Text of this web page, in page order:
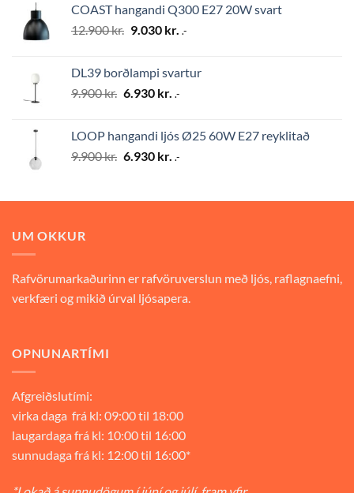
10.900 kr..7.630 kr..
COAST hangandi Q300 E27 20W svart
12.900kr. Original
12.900 kr..
9.030 kr. Current
9.030 kr..
.-
DL39 borðlampi svartur
9.900kr. Original
9.900 kr..
6.930 kr. Current
6.930 kr..
.-
LOOP hangandi ljós Ø25 60W E27 reyklitað
9.900kr. Original
9.900 kr..
6.930 kr. Current
6.930 kr..
.-
UM OKKUR
Rafvörumarkaðurinn er rafvöruverslun með ljós, raflagnaefni,
verkfæri og mikið úrval ljósapera.
OPNUNARTÍMI
Afgreiðslutími:
virka daga frá kl: 09:00 til 18:00
laugardaga frá kl: 10:00 til 16:00
sunnudaga frá kl: 12:00 til 16:00*